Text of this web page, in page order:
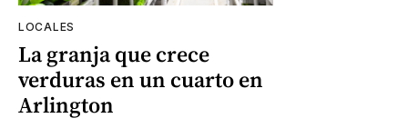
LOCALES
La granja que crece
verduras en un cuarto en
Arlington